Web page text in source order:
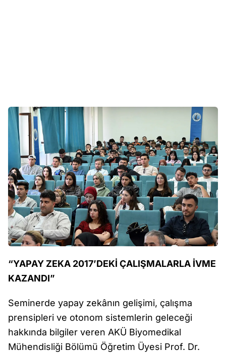
“YAPAY ZEKA 2017’DEKİ ÇALIŞMALARLA İVME
KAZANDI”
Seminerde yapay zekânın gelişimi, çalışma
prensipleri ve otonom sistemlerin geleceği
hakkında bilgiler veren AKÜ Biyomedikal
Mühendisliği Bölümü Öğretim Üyesi Prof. Dr.